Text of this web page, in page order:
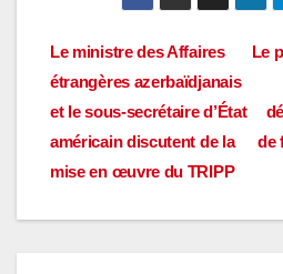
Navigation
de
l’article
Le
de
Le ministre des Affaires
étrangères azerbaïdjanais
et le sous-secrétaire d’État
américain discutent de la
mise en œuvre du TRIPP